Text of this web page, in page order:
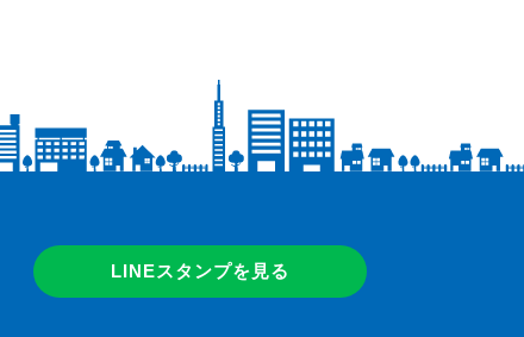
LINEスタンプを見る